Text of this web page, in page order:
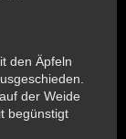
den Äpfeln
der Weide
begünstigt